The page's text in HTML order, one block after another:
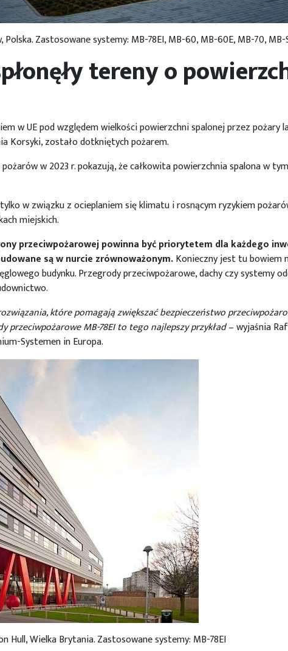
Zastosowane systemy: MB-78EI, MB-60, MB-60E, MB-70, MB-
tereny o
w UE pod względem wielkości powierzchni spalonej przez
Korsyki, zostało dotkniętych pożarem.
w 2023 r. pokazują, że całkowita powierzchnia spalona w
w związku z ocieplaniem się klimatu i rosnącym ryzykiem
miejskich.
przeciwpożarowej powinna być priorytetem dla każdego
są w nurcie zrównoważonym.Konieczny jest tu bowiem
budynku. Przegrody przeciwpożarowe, dachy czy systemy
które pomagają zwiększać bezpieczeństwo
przeciwpożarowe MB-78EI to tego najlepszy przykład– wyjaśnia
Systemen in Europa.
Hull, Wielka Brytania. Zastosowane systemy: MB-78EI